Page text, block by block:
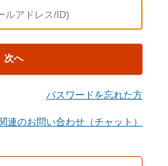
次へ
パスワードを忘れた方
連のお問い合わせ（チャット）